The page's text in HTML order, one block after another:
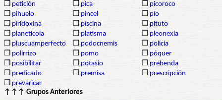
❒ petición ❒ pica ❒ picoroco
❒ pihuelo ❒ pincel ❒ pío
❒ piridoxina ❒ piscina ❒ pituto
❒ planetícola ❒ platisma ❒ pleonexia
❒ pluscuamperfecto ❒ podocnemis ❒ policía
❒ polirrizo ❒ pomo ❒ póquer
❒ posibilitar ❒ potasio ❒ prebenda
❒ predicado ❒ premisa ❒ prescripción
❒ prevaricar
↑↑↑ Grupos Anteriores